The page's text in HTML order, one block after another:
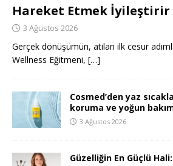
Hareket Etmek İyileştirir
3 Ağustos 2026
Gerçek dönüşümün, atılan ilk cesur
Wellness Eğitmeni, […]
Cosmed’den yaz
koruma ve yoğun
3 Ağustos 2026
Güzelliğin En Güçlü